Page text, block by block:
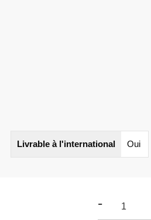
Livrable à l'international Oui
-